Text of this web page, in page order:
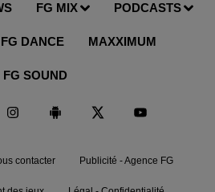
FG MIX PODCASTS
FG DANCE MAXXIMUM
FG SOUND
contacter Publicité - Agence FG